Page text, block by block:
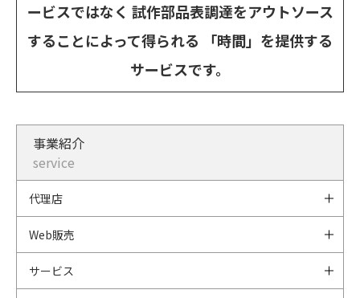
ービスではなく 試作部品表調達をアウトソース
することによって得られる 「時間」を提供する
サービスです。
事業紹介
service
代理店
Web販売
サービス